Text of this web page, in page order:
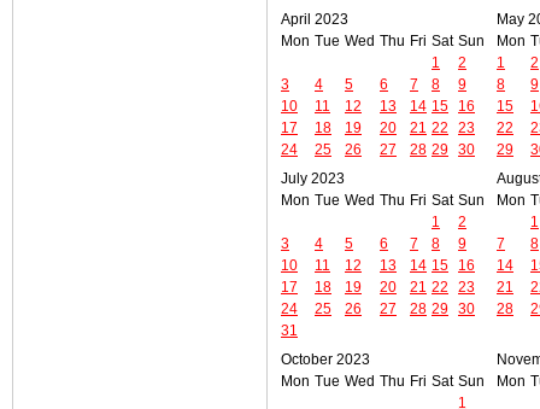
April 2023
Mon Tue Wed Thu Fri Sat Sun
1
2
3
4 5 6 7 8
9
10
11 12 13 14 15
16
17
18 19 20 21 22
23
24
25 26 27 28 29 30
May
Mon
1
2
8
9
15
22
29
July 2023
Mon Tue Wed Thu Fri Sat Sun
1
2
3
4 5 6 7 8
9
10
11 12 13 14 15
16
17
18 19 20 21 22
23
24
25 26 27 28 29 30
31
Mon
1
7
8
14
21
28
October 2023
Mon Tue Wed Thu Fri Sat Sun
1
Mon